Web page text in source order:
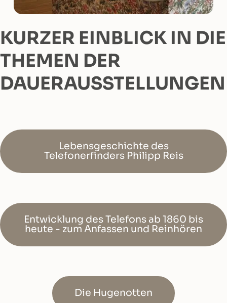
KURZER EINBLICK IN DIE
THEMEN DER
DAUERAUSSTELLUNGEN
Lebensgeschichte des
Telefonerfinders Philipp Reis
Entwicklung des Telefons ab 1860 bis
heute - zum Anfassen und Reinhören
Die Hugenotten